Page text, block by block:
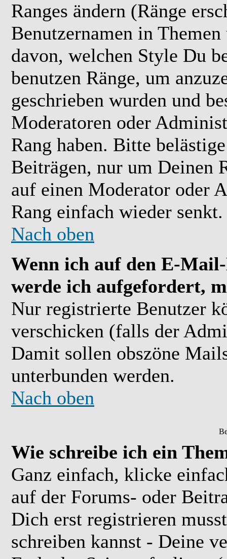
Ranges ändern (Ränge
Benutzernamen in
davon, welchen Style Du
benutzen Ränge, um
geschrieben wurden und
Moderatoren oder
Rang haben. Bitte
Beiträgen, nur um Deinen
auf einen Moderator oder
Rang einfach wieder senkt.
Nach oben
Wenn ich auf den E-
werde ich aufgefordert,
Nur registrierte Benutzer
verschicken (falls der
Damit sollen obszöne
unterbunden werden.
Nach oben
Wie schreibe ich ein
Ganz einfach, klicke
auf der Forums- oder
Dich erst registrieren
schreiben kannst - Deine